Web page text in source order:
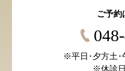
ご予約
※平日･夕方土･
※休診